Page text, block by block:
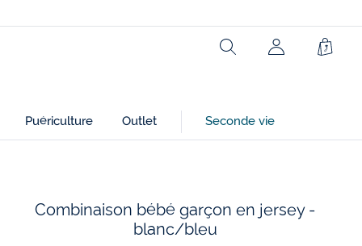
Rechercher
Puériculture Outlet Seconde vie
Combinaison bébé garçon en jersey -
blanc/bleu